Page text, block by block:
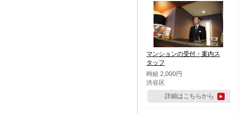
マンションの受付・案内ス
タッフ
時給 2,000円
渋谷区
詳細はこちらから